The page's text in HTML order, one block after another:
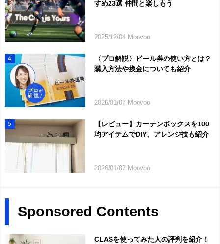
すめ23選 仲間と楽しもう
2025/12/04 Moovoo
4
〈プロ解説〉ビール券の使い方とは？
購入方法や換金についても紹介
2026/01/07 Moovoo
5
【レビュー】カーテンボックスを100
均アイテムでDIY、アレンジ技も紹介
2026/01/07 Moovoo
Sponsored Contents
CLASを使ってみた人の評判を紹介！